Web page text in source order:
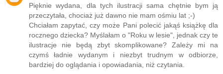
Pięknie wydana, dla tych ilustracji sama chętnie bym ją
przeczytała, chociaż już dawno nie mam ośmiu lat ;-)
Chciałam zapytać, czy może Pani polecić jakąś książkę dla
rocznego dziecka? Myślałam o "Roku w lesie", jednak czy te
ilustracje nie będą zbyt skomplikowane? Zależy mi na
czymś ładnie wydanym i niezbyt trudnym w odbiorze,
bardziej do oglądania i opowiadania, niż czytania.